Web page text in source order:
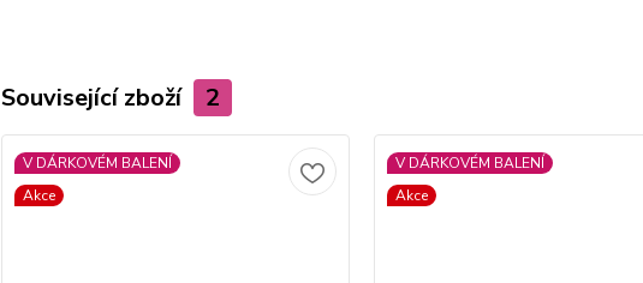
Související zboží 2
V DÁRKOVÉM BALENÍ
Akce
V DÁRKOVÉM BALENÍ
Akce